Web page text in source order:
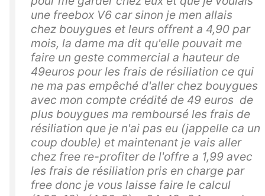
une freebox V6 car sinon je men allais
chez bouygues et leurs offrent a 4,90 par
mois, la dame ma dit qu'elle pouvait me
faire un geste commercial a hauteur de
49euros pour les frais de résiliation ce qui
ne ma pas empêché d'aller chez bouygues
avec mon compte crédité de 49 euros de
plus bouygues ma remboursé les frais de
résiliation que je n'ai pas eu (jappelle ca un
coup double) et maintenant je vais aller
chez free re-profiter de l'offre a 1,99 avec
les frais de résiliation pris en charge par
free donc je vous laisse faire le calcul